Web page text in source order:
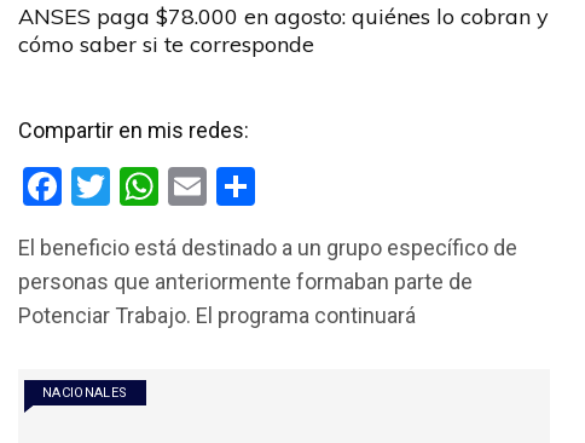
ANSES paga $78.000 en agosto: quiénes lo cobran y
cómo saber si te corresponde
Compartir en mis redes:
F
ce
b
o
k
T
tt
er
W
at
s
A
E
ail m
p
ar
El beneficio está destinado a un grupo específico de
personas que anteriormente formaban parte de
Potenciar Trabajo. El programa continuará
NACIONALES